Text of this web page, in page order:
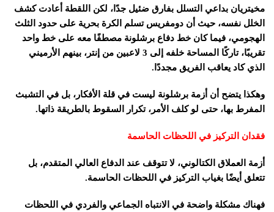
مخيتريان بداعي التسلل بفارق ضئيل جدًا، لكن اللقطة أعادت كشف
الخلل نفسه، حيث أن دومفريس تسلم الكرة بحرية على حدود الثلث
الهجومي، فيما كان خط دفاع برشلونة مصطفًا معه على خط واحد
تقريبًا، تاركًا المساحة خلفه إلى 3 لاعبين من إنتر، بينهم الأرميني
الذي كاد يعاقب الفريق مجددًا.
وهكذا يتضح أن أزمة برشلونة ليست في قلة الأفكار، بل في التشبث
المفرط بها، حتى لو كلف الأمر، تكرار السقوط بالطريقة ذاتها.
فقدان التركيز في اللحظات الحاسمة
أزمة العملاق الكتالوني، لا تتوقف عند الدفاع العالي المتقدم، بل
تتعلق أيضًا بغياب التركيز في اللحظات الحاسمة.
فهناك مشكلة واضحة في الانتباه الجماعي والفردي في اللحظات